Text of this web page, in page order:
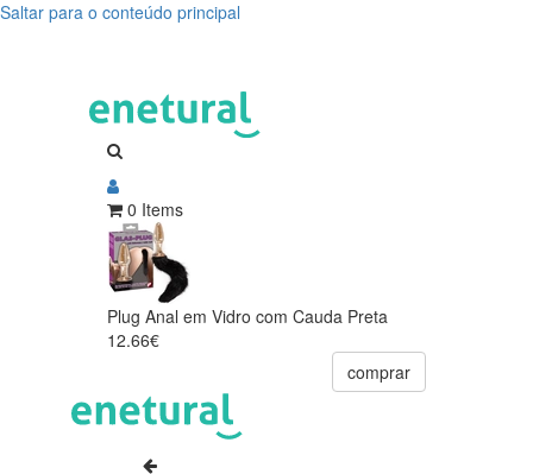
Saltar para o conteúdo principal
0 Items
Plug Anal em Vidro com Cauda Preta
12.66€
comprar